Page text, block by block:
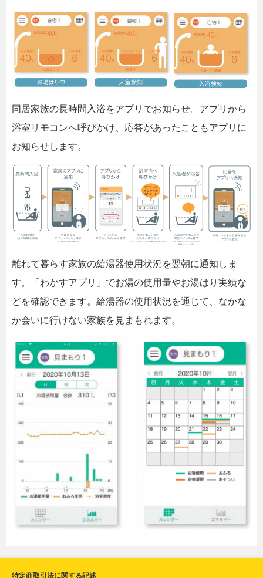
同居家族の長時間入浴をアプリでお知らせ。アプリから
浴室リモコンへ呼びかけ、応答があったこともアプリに
お知らせします。
離れて暮らす家族の給湯器使用状況を翌朝に通知しま
す。「わかすアプリ」でお湯の使用量やお湯はり実績な
どを確認できます。給湯器の使用状況を通じて、なかな
か会いに行けない家族を見まもれます。
特定商取引法に関する記述